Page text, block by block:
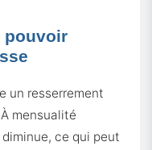
pouvoir
un resserrement
mensualité
ce qui peut